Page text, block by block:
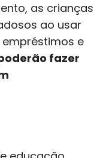
as crianças
ao usar
e
fazer